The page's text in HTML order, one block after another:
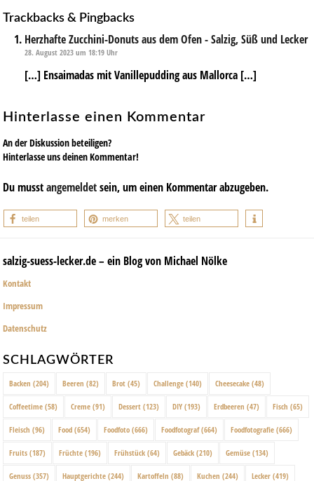
Trackbacks & Pingbacks
Herzhafte Zucchini-Donuts aus dem Ofen - Salzig, Süß und Lecker
28. August 2023 um 18:19 Uhr
[…] Ensaimadas mit Vanillepudding aus Mallorca […]
Hinterlasse einen Kommentar
An der Diskussion beteiligen?
Hinterlasse uns deinen Kommentar!
Du musstangemeldetsein, um einen Kommentar abzugeben.
teilen merken teilen
salzig-suess-lecker.de – ein Blog von Michael Nölke
Kontakt
Impressum
Datenschutz
SCHLAGWÖRTER
Backen (204) Beeren (82) Brot (45) Challenge (140) Cheesecake (48)
Coffeetime (58) Creme (91) Dessert (123) DIY (193) Erdbeeren (47) Fisch (65)
Fleisch (96) Food (654) Foodfoto (666) Foodfotograf(664) Foodfotografie (666)
Fruits (187) Früchte (196) Frühstück (64) Gebäck (210) Gemüse (134)
Genuss (357) Hauptgerichte (244) Kartoffeln (88) Kuchen (244) Lecker (419)